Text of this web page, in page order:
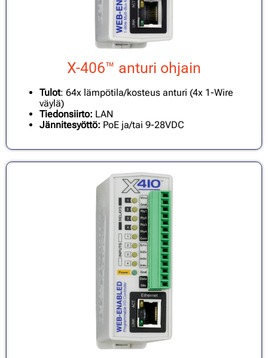
X-406™ anturi ohjain
Tulot: 64x lämpötila/kosteus anturi (4x 1-Wire
väylä)
Tiedonsiirto: LAN
Jännitesyöttö: PoE ja/tai 9-28VDC